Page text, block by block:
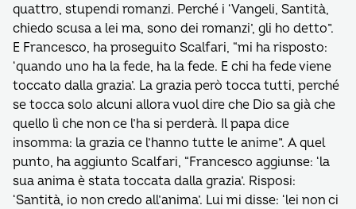
quattro, stupendi romanzi. Perché i ‘Vangeli, Santità,
chiedo scusa a lei ma, sono dei romanzi’, gli ho detto”.
E Francesco, ha proseguito Scalfari, “mi ha risposto:
‘quando uno ha la fede, ha la fede. E chi ha fede viene
toccato dalla grazia’. La grazia però tocca tutti, perché
se tocca solo alcuni allora vuol dire che Dio sa già che
quello lì che non ce l’ha si perderà. Il papa dice
insomma: la grazia ce l’hanno tutte le anime”. A quel
punto, ha aggiunto Scalfari, “Francesco aggiunse: ‘la
sua anima è stata toccata dalla grazia’. Risposi:
‘Santità, io non credo all’anima’. Lui mi disse: ‘lei non ci